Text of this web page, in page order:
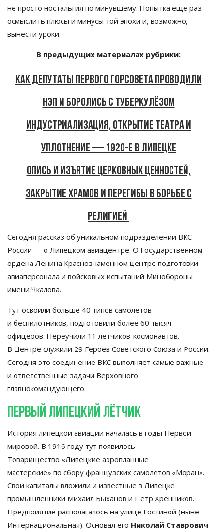
не просто ностальгия по минувшему. Попытка ещё раз
осмыслить плюсы и минусы той эпохи и, возможно,
вынести уроки.
В предыдущих материалах рубрики:
Как депутаты первого горсовета проводили
нэп и боролись с туберкулёзом
Индустриализация, открытие театра и
уплотнение — 1920-е в Липецке
Опись и изъятие церковных ценностей,
закрытие храмов и перегибы в борьбе с
религией
Сегодня рассказ об уникальном подразделении ВКС
России — о Липецком авиацентре. О Государственном
ордена Ленина Краснознамённом центре подготовки
авиаперсонала и войсковых испытаний Минобороны
имени Чкалова.
Тут освоили больше 40 типов самолётов
и беспилотников, подготовили более 60 тысяч
офицеров. Переучили 11 лётчиков-космонавтов.
В Центре служили 29 Героев Советского Союза и России.
Сегодня это соединение ВКС выполняет самые важные
и ответственные задачи Верховного
главнокомандующего.
Первый липецкий лётчик
История липецкой авиации началась в годы Первой
мировой. В 1916 году тут появилось
Товарищество «Липецкие аэропланные
мастерские» по сбору французских самолётов «Моран».
Свои капиталы вложили и известные в Липецке
промышленники Михаил Быханов и Пётр Хренников.
Предприятие располагалось на улице Гостиной (ныне
Интернациональная). Основал его Николай Ставрович